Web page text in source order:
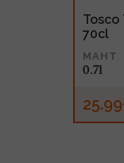
Tosco
70cl
MAHT
0.7l